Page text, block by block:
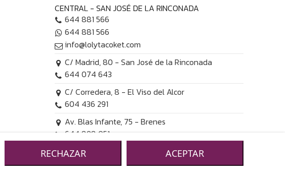
CENTRAL - SAN JOSÉ DE LA RINCONADA
644 881 566
644 881 566
info@lolytacoket.com
C/ Madrid, 80 - San José de la Rinconada
644 074 643
C/ Corredera, 8 - El Viso del Alcor
604 436 291
Av. Blas Infante, 75 - Brenes
644 898 051
RECHAZAR
ACEPTAR